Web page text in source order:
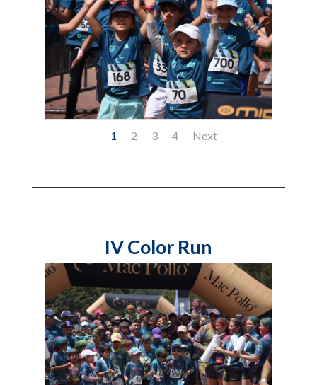
1 2 3 4 Next
IV Color Run